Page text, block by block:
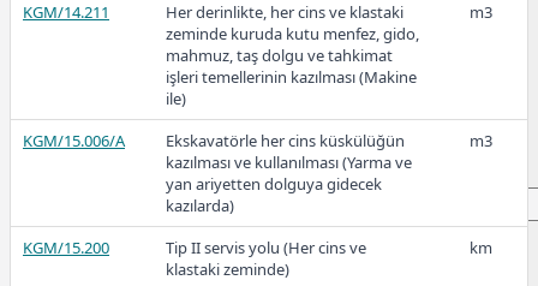
YVV (NYY) tipi 1 KV yeraltı kabloları
ile kolon ve besleme hattı tesisi: 4 x
35 mm2
35.140.3228
YVV (NYY) tipi 1 KV yeraltı kabloları
ile kolon ve besleme hattı tesisi: 4 x
50 mm2
m
KGM/14.211
Her derinlikte, her cins ve klastaki
zeminde kuruda kutu menfez, gido,
mahmuz, taş dolgu ve tahkimat
işleri temellerinin kazılması (Makine
ile)
m3
KGM/15.006/A
Ekskavatörle her cins küskülüğün
kazılması ve kullanılması (Yarma ve
yan ariyetten dolguya gidecek
kazılarda)
m3
KGM/15.200
Tip II servis yolu (Her cins ve
klastaki zeminde)
km